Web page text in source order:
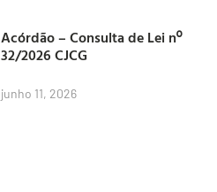
Acórdão – Consulta de Lei nº
32/2026 CJCG
junho 11, 2026